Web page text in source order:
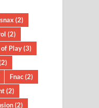
(2)
(2)
of Play(3)
Fnac(2)
(2)
(2)